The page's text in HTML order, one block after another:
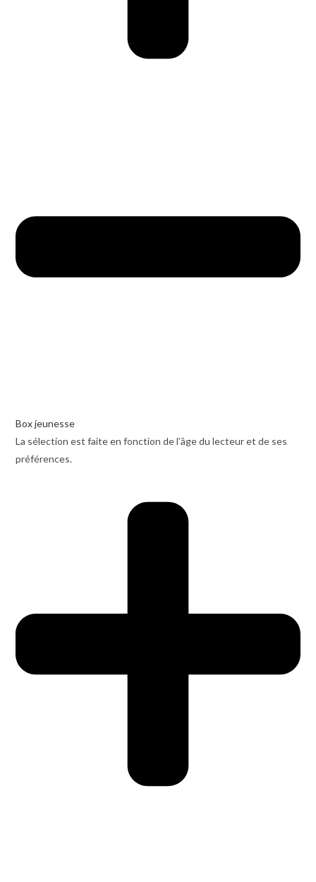
Box jeunesse
La sélection est faite en fonction de l’âge du lecteur et de ses
préférences.